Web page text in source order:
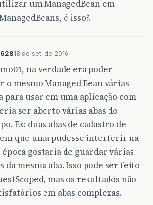
um ManagedBean em
é isso?.
18 de set. de 2016
na verdade era poder
o mesmo Managed Bean várias
para usar em uma aplicação com
ser aberto várias abas do
Ex: duas abas de cadastro de
que uma pudesse interferir na
época gostaria de guardar várias
da mesma aba. Isso pode ser feito
mas os resultados não
em abas complexas.